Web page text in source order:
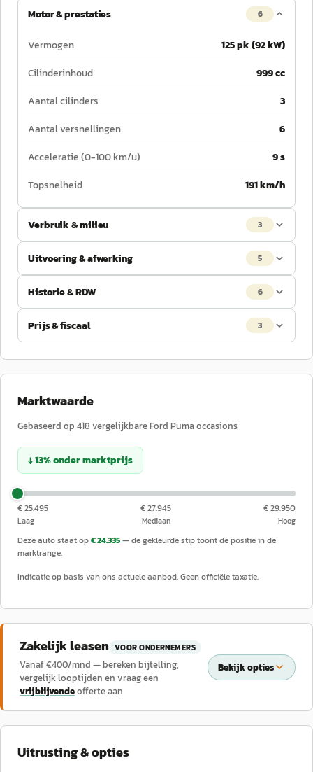
Motor & prestaties 6
Vermogen
125 pk (92 kW)
Cilinderinhoud
999 cc
Aantal cilinders
3
Aantal versnellingen
6
Acceleratie (0-100 km/u)
9 s
Topsnelheid
191 km/h
Verbruik & milieu 3
Uitvoering & afwerking 5
Historie & RDW 6
Prijs & fiscaal 3
Marktwaarde
Gebaseerd op 418 vergelijkbareFord Pumaoccasions
↓13%ondermarktprijs
€ 25.495
Laag
€ 27.945
Mediaan
€ 29.950
Hoog
Deze auto staat op€ 24.335— de gekleurde stip toont de positie in de
marktrange.
Indicatie op basis van ons actuele aanbod. Geen officiële taxatie.
Zakelijk leasen VOOR ONDERNEMERS
Vanaf €400/mnd — bereken bijtelling,
vergelijk looptijden en vraag een
vrijblijvendeofferte aan
Bekijk opties
Uitrusting & opties